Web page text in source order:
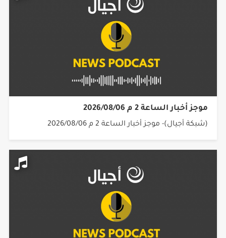
موجز أخبار الساعة 2 م 2026/08/06
(شبكة أجيال)- موجز أخبار الساعة 2 م 2026/08/06